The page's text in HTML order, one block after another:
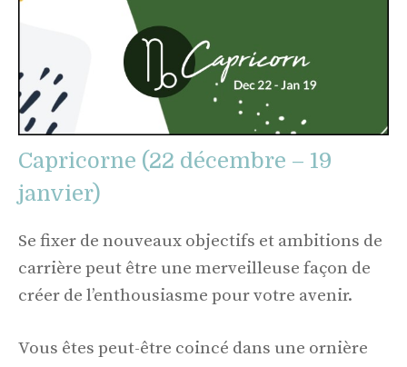
Capricorne (22 décembre – 19
janvier)
Se fixer de nouveaux objectifs et ambitions de
carrière peut être une merveilleuse façon de
créer de l’enthousiasme pour votre avenir.
Vous êtes peut-être coincé dans une ornière